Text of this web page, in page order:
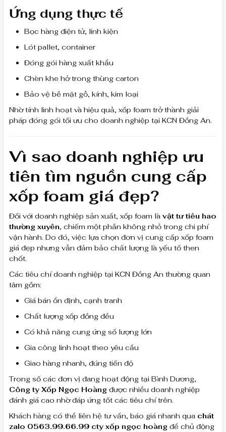
Ứng dụng thực tế
Bọc hàng điện tử, linh kiện
Lót pallet, container
Đóng gói hàng xuất khẩu
Chèn khe hở trong thùng carton
Bảo vệ bề mặt gỗ, kính, kim loại
Nhờ tính linh hoạt và hiệu quả, xốp foam trở thành giải
pháp đóng gói tối ưu cho doanh nghiệp tại KCN Đồng An.
Vì sao doanh nghiệp ưu
tiên tìm nguồn cung cấp
xốp foam giá đẹp?
Đối với doanh nghiệp sản xuất, xốp foam là vật tư tiêu hao
thường xuyên, chiếm một phần không nhỏ trong chi phí
vận hành. Do đó, việc lựa chọn đơn vị cung cấp xốp foam
giá đẹp nhưng vẫn đảm bảo chất lượng là yếu tố then
chốt.
Các tiêu chí doanh nghiệp tại KCN Đồng An thường quan
tâm gồm:
Giá bán ổn định, cạnh tranh
Chất lượng xốp đồng đều
Có khả năng cung ứng số lượng lớn
Gia công linh hoạt theo yêu cầu
Giao hàng nhanh, đúng tiến độ
Trong số các đơn vị đang hoạt động tại Bình Dương,
Công ty Xốp Ngọc Hoàng được nhiều doanh nghiệp
đánh giá cao nhờ đáp ứng tốt các tiêu chí trên.
Khách hàng có thể liên hệ tư vấn, báo giá nhanh qua chát
zalo 0563.99.66.99 cty xốp ngọc hoàng để chủ động